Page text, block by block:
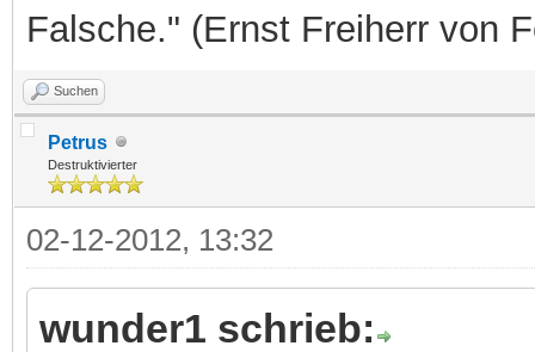
Falsche." (Ernst Freiherr von
Suchen
Petrus
Destruktivierter
02-12-2012, 13:32
wunder1 schrieb: